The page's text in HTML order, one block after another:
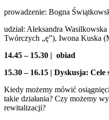
prowadzenie: Bogna
udział: Aleksandra
Twórczych „ę”), Iwona Kuska
14.45 – 15.30 | obiad
15.30 – 16.15 | Dyskusja:
Kiedy możemy mówić
takie działania? Czy możemy
rewitalizacji?